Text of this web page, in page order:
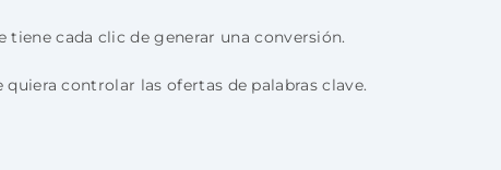
cada clic de generar una conversión.
controlar las ofertas de palabras clave.